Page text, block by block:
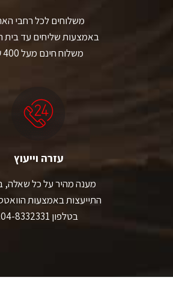
משלוחים לכל רחבי
באמצעות שליחים עד בית
משלוח חינם מעל 400 ₪
עזרה וייעוץ
מענה מהיר על כל שאלה,
התייעצות באמצעות
בטלפון 04-8332331.